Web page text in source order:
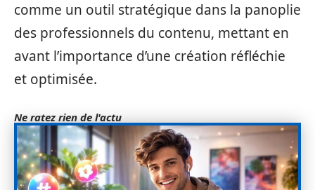
comme un outil stratégique dans la panoplie
des professionnels du contenu, mettant en
avant l’importance d’une création réfléchie
et optimisée.
Ne ratez rien de l'actu